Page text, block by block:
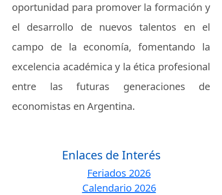
oportunidad para promover la formación y
el desarrollo de nuevos talentos en el
campo de la economía, fomentando la
excelencia académica y la ética profesional
entre las futuras generaciones de
economistas en Argentina.
Enlaces de Interés
Feriados 2026
Calendario 2026